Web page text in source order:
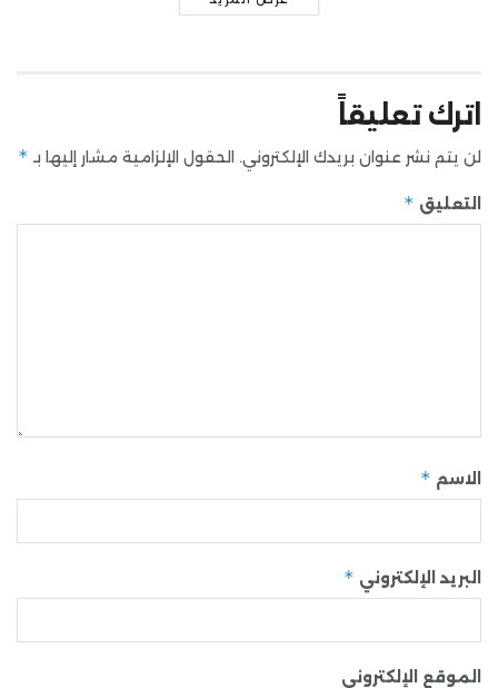
اترك تعليقاً
لن يتم نشر عنوان بريدك الإلكتروني. الحقول الإلزامية مشار إليها بـ *
التعليق *
الاسم *
البريد الإلكتروني *
الموقع الإلكتروني